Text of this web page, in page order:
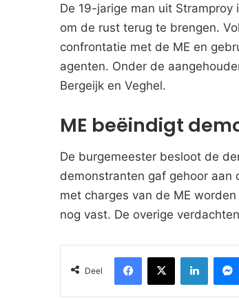
De 19-jarige man uit
om de rust terug te brengen.
confrontatie met de ME en
agenten. Onder de
Bergeijk en Veghel.
ME beëindigt
De burgemeester besloot de
demonstranten gaf gehoor aan
met charges van de ME
nog vast. De overige
Deel
Facebook
X